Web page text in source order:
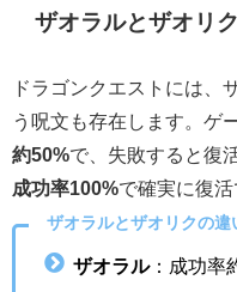
ザオラルとザオリ
ドラゴンクエストには、
う呪文も存在します。ゲ
約50%で、失敗すると復
成功率100%で確実に復活
ザオラルとザオリクの違
ザオラル：成功率